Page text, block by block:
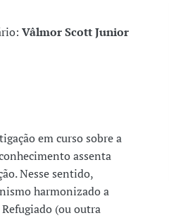
Vâlmor Scott Junior
em curso sobre a
assenta
Nesse sentido,
harmonizado a
(ou outra